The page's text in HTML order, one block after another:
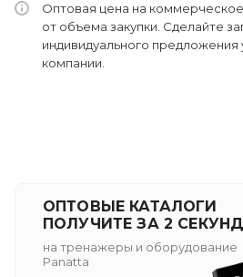
Оптовая цена на
от объема закупки. Сделайте
индивидуального
компании.
ОПТОВЫЕ КАТАЛОГИ
ПОЛУЧИТЕ ЗА 2
на тренажеры и оборудование
Panatta